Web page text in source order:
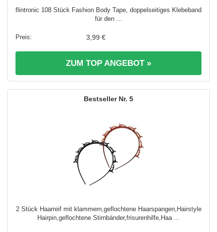
flintronic 108 Stück Fashion Body Tape, doppelseitiges Klebeband
für den ...
3,99 €
ZUM TOP ANGEBOT »
5
2 Stück Haarreif mit klammern,geflochtene Haarspangen,Hairstyle
Hairpin,geflochtene Stirnbänder,frisurenhilfe,Haa ...